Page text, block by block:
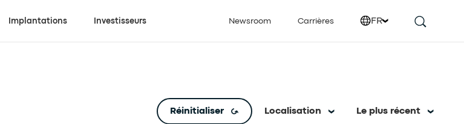
Implantations Investisseurs Newsroom Carrières FR
Réinitialiser Localisation Le plus récent